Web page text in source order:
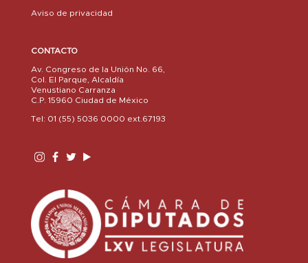
Aviso de privacidad
CONTACTO
Av. Congreso de la Unión No. 66,
Col. El Parque, Alcaldía
Venustiano Carranza
C.P. 15960 Ciudad de México
Tel: 01 (55) 5036 0000 ext.67193